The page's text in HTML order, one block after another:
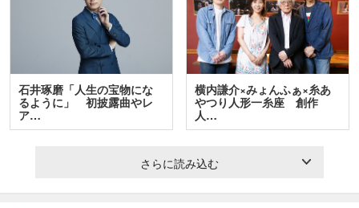
石井琢磨「人生の宝物にな
るように」 初披露曲やレ
ア…
横内謙介×みょんふぁ×糸あ
やつり人形一糸座 創作
人…
さらに読み込む